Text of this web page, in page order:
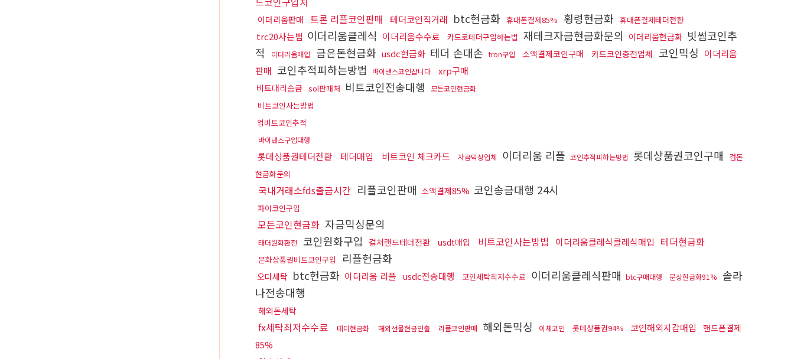
이더리움판매 트론 리플코인판매 테더코인직거래 btc현금화 휴대폰결제85% 횡령현금화 휴대폰결제테더전환
trc20사는법 이더리움클레식 이더리움수수료 카드로테더구입하는법 재테크자금현금화문의 이더리움현금화 빗썸코인추
적
이더리움매입 금은돈현금화 usdc현금화 테더 손대손 tron구입 소액결제코인구매 카드코인충전업체 코인믹싱 이더리움
판매 코인추적피하는방법 바이낸스코인삽니다 xrp구매
비트대리송금 sol판매처 비트코인전송대행 모든코인현금화
비트코인사는방법
업비트코인추적
바이낸스구입대행
롯데상품권테더전환 테더매입 비트코인 체크카드 자금믹싱업체 이더리움 리플 코인추적피하는방법 롯데상품권코인구매
검돈
현금화문의
국내거래소fds출금시간 리플코인판매 소액결제85% 코인송금대행 24시
파이코인구입
모든코인현금화 자금믹싱문의
태더원화환전 코인원화구입 컬쳐랜드테더전환 usdt매입 비트코인사는방법 이더리움클레식클레식매입 테더현금화
문화상품권비트코인구입 리플현금화
오다세탁 btc현금화 이더리움 리플 usdc전송대행 코인세탁최저수수료 이더리움클레식판매 btc구매대행 문상현금화91%
솔라
나전송대행
해외돈세탁
fx세탁최저수수료 테더현금화 해외선물현금인출 리플코인판매 해외돈믹싱 이체코인 롯데상품권94% 코인해외지갑매입
핸드폰결제
85%